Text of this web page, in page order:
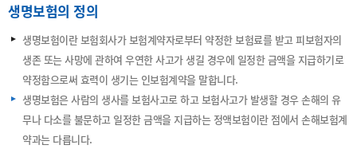
생명보험의 정의
생명보험이란 보험회사가 보험계약자로부터 약정한 보험료를 받고 피보험자의
생존 또는 사망에 관하여 우연한 사고가 생길 경우에 일정한 금액을 지급하기로
약정함으로써 효력이 생기는 인보험계약을 말합니다.
생명보험은 사람의 생사를 보험사고로 하고 보험사고가 발생할 경우 손해의 유
무나 다소를 불문하고 일정한 금액을 지급하는 정액보험이란 점에서 손해보험계
약과는 다릅니다.